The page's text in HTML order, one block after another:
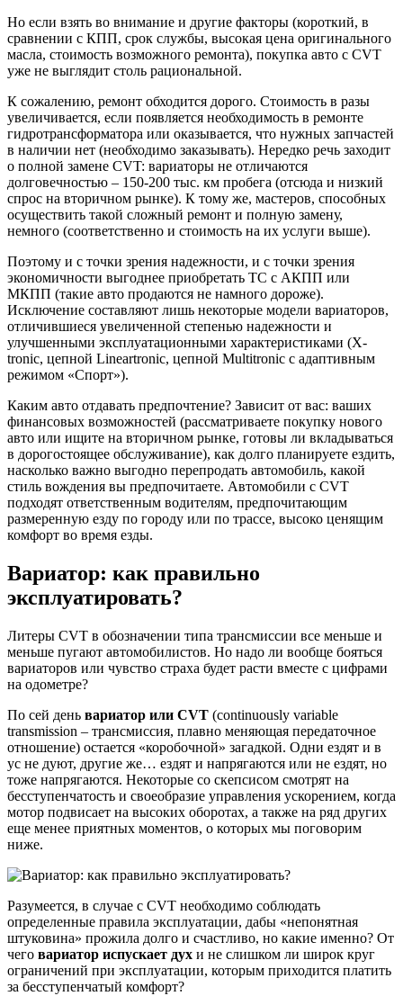
Но если взять во внимание и другие факторы (короткий, в
сравнении с КПП, срок службы, высокая цена оригинального
масла, стоимость возможного ремонта), покупка авто с CVT
уже не выглядит столь рациональной.
К сожалению, ремонт обходится дорого. Стоимость в разы
увеличивается, если появляется необходимость в ремонте
гидротрансформатора или оказывается, что нужных запчастей
в наличии нет (необходимо заказывать). Нередко речь заходит
о полной замене CVT: вариаторы не отличаются
долговечностью – 150-200 тыс. км пробега (отсюда и низкий
спрос на вторичном рынке). К тому же, мастеров, способных
осуществить такой сложный ремонт и полную замену,
немного (соответственно и стоимость на их услуги выше).
Поэтому и с точки зрения надежности, и с точки зрения
экономичности выгоднее приобретать ТС с АКПП или
МКПП (такие авто продаются не намного дороже).
Исключение составляют лишь некоторые модели вариаторов,
отличившиеся увеличенной степенью надежности и
улучшенными эксплуатационными характеристиками (X-
tronic, цепной Lineartronic, цепной Multitronic с адаптивным
режимом «Спорт»).
Каким авто отдавать предпочтение? Зависит от вас: ваших
финансовых возможностей (рассматриваете покупку нового
авто или ищите на вторичном рынке, готовы ли вкладываться
в дорогостоящее обслуживание), как долго планируете ездить,
насколько важно выгодно перепродать автомобиль, какой
стиль вождения вы предпочитаете. Автомобили с CVT
подходят ответственным водителям, предпочитающим
размеренную езду по городу или по трассе, высоко ценящим
комфорт во время езды.
Вариатор: как правильно
эксплуатировать?
Литеры CVT в обозначении типа трансмиссии все меньше и
меньше пугают автомобилистов. Но надо ли вообще бояться
вариаторов или чувство страха будет расти вместе с цифрами
на одометре?
По сей день вариатор или CVT (continuously variable
transmission – трансмиссия, плавно меняющая передаточное
отношение) остается «коробочной» загадкой. Одни ездят и в
ус не дуют, другие же… ездят и напрягаются или не ездят, но
тоже напрягаются. Некоторые со скепсисом смотрят на
бесступенчатость и своеобразие управления ускорением, когда
мотор подвисает на высоких оборотах, а также на ряд других
еще менее приятных моментов, о которых мы поговорим
ниже.
Разумеется, в случае с CVT необходимо соблюдать
определенные правила эксплуатации, дабы «непонятная
штуковина» прожила долго и счастливо, но какие именно? От
чего вариатор испускает дух и не слишком ли широк круг
ограничений при эксплуатации, которым приходится платить
за бесступенчатый комфорт?